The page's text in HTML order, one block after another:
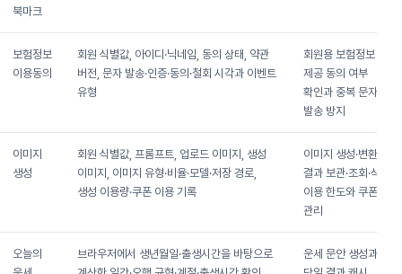
북마크
보험정보
이용동의
회원 식별값, 아이디·닉네임, 동의 상태, 약관
버전, 문자 발송·인증·동의·철회 시각과 이벤트
유형
회원용 보험정보
제공 동의 여부
확인과 중복 문자
발송 방지
이미지
생성
회원 식별값, 프롬프트, 업로드 이미지, 생성
이미지, 이미지 유형·비율·모델·저장 경로,
생성 이용량·쿠폰 이용 기록
이미지 생성·변환,
결과 보관·조회·삭제,
이용 한도와 쿠폰
관리
오늘의
브라우저에서 생년월일·출생시간을 바탕으로
운세 문안 생성과